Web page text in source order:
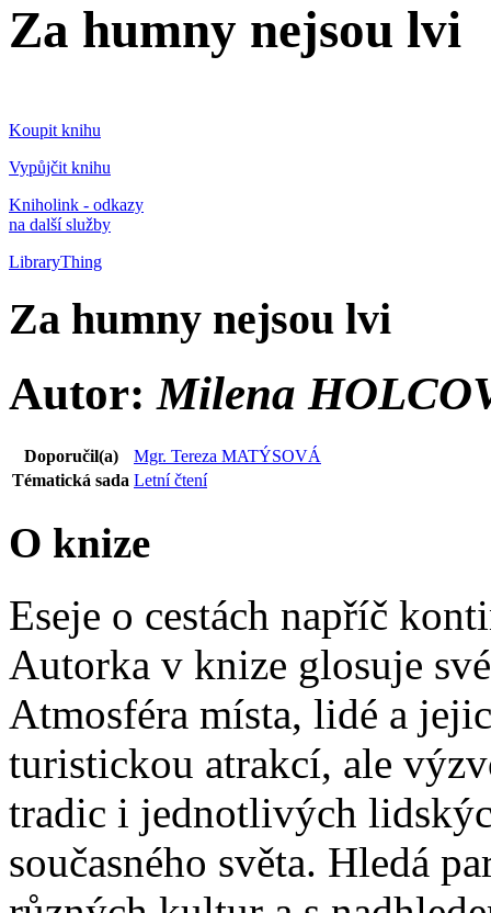
Za humny nejsou lvi
Koupit knihu
Vypůjčit knihu
Kniholink - odkazy
na další služby
LibraryThing
Za humny nejsou lvi
Autor:Milena
Doporučil(a)
Mgr. Tereza MATÝSOVÁ
Tématická sada Letní čtení
O knize
Eseje o cestách napříč
Autorka v knize glosuje
Atmosféra místa, lidé a
turistickou atrakcí, ale
tradic i jednotlivých
současného světa. Hledá